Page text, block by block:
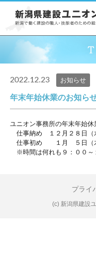
2022.12.23 お知らせ
年末年始休業のお知ら
ユニオン事務所の年末年始休
仕事納め １２月２８日（
仕事初め １月 ５日（
※時間は何れも９：００～
プライ
(c) 新潟県建設